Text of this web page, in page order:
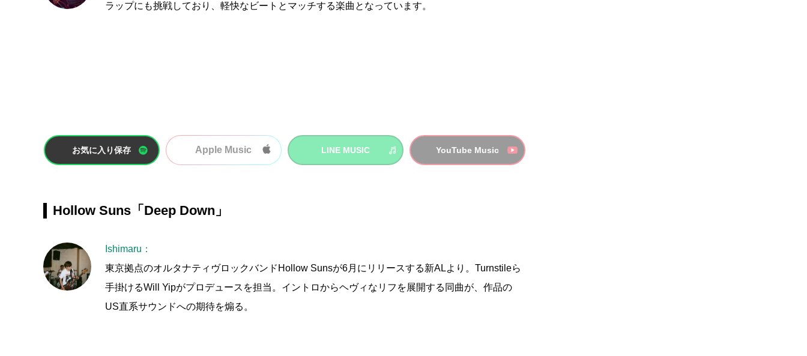
ラップにも挑戦しており、軽快なビートとマッチする楽曲となっています。
お気に入り保存 Apple Music LINE MUSIC YouTube Music
Hollow Suns「Deep Down」
Ishimaru：
東京拠点のオルタナティヴロックバンドHollow Sunsが6月にリリースする新ALより。Turnstileら
手掛けるWill Yipがプロデュースを担当。イントロからヘヴィなリフを展開する同曲が、作品の
US直系サウンドへの期待を煽る。